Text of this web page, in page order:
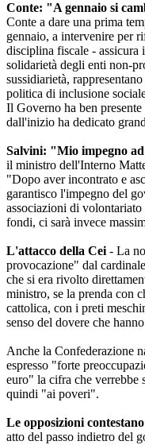
Conte: "A gennaio si
Conte a dare una prima
gennaio, a intervenire per
disciplina fiscale -
solidarietà degli enti non-
sussidiarietà,
politica di inclusione
Il Governo ha ben
dall'inizio ha dedicato
Salvini: "Mio impegno
il ministro dell'Interno
"Dopo aver incontrato e
garantisco l'impegno del
associazioni di
fondi, ci sarà invece
L'attacco della Cei - La
provocazione" dal
che si era rivolto
ministro, se la prenda con
cattolica, con i preti
senso del dovere che
Anche la Confederazione
espresso "forte
euro" la cifra che verrebbe
quindi "ai poveri".
Le opposizioni contestano
atto del passo indietro del